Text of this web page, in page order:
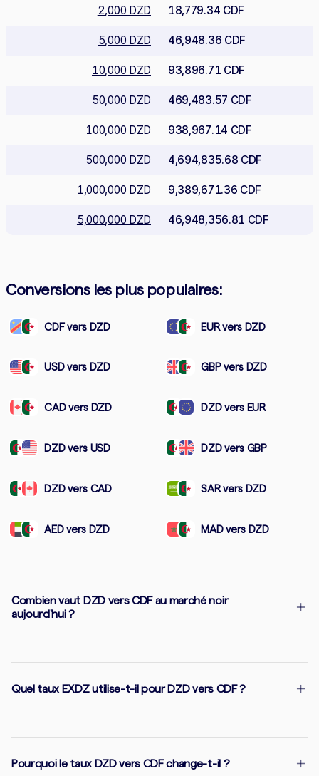
2,000 DZD 18,779.34 CDF
5,000 DZD 46,948.36 CDF
10,000 DZD 93,896.71 CDF
50,000 DZD 469,483.57 CDF
100,000 DZD 938,967.14 CDF
500,000 DZD 4,694,835.68 CDF
1,000,000 DZD 9,389,671.36 CDF
5,000,000 DZD 46,948,356.81 CDF
Conversions les plus populaires:
CDF vers DZD EUR vers DZD
USD vers DZD GBP vers DZD
CAD vers DZD DZD vers EUR
DZD vers USD DZD vers GBP
DZD vers CAD SAR vers DZD
AED vers DZD MAD vers DZD
Combien vaut DZD vers CDF au marché noir
aujourd'hui ?
Quel taux EXDZ utilise-t-il pour DZD vers CDF ?
Pourquoi le taux DZD vers CDF change-t-il ?